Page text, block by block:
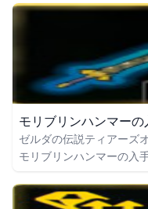
ています。
モリブリンハンマー
ゼルダの伝説ティアーズ
モリブリンハンマーの入
や攻撃力についても掲載